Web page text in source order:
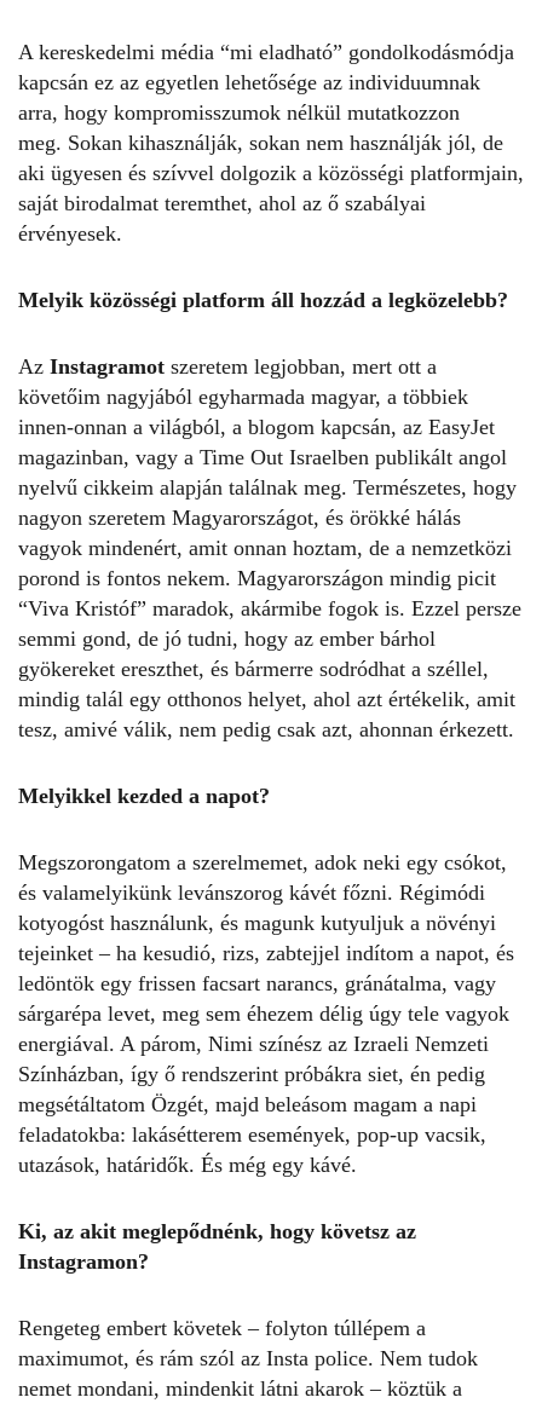
A kereskedelmi média “mi eladható” gondolkodásmódja
kapcsán ez az egyetlen lehetősége az individuumnak
arra, hogy kompromisszumok nélkül mutatkozzon
meg. Sokan kihasználják, sokan nem használják jól, de
aki ügyesen és szívvel dolgozik a közösségi platformjain,
saját birodalmat teremthet, ahol az ő szabályai
érvényesek.
Melyik közösségi platform áll hozzád a legközelebb?
Az Instagramot szeretem legjobban, mert ott a
követőim nagyjából egyharmada magyar, a többiek
innen-onnan a világból, a blogom kapcsán, az EasyJet
magazinban, vagy a Time Out Israelben publikált angol
nyelvű cikkeim alapján találnak meg. Természetes, hogy
nagyon szeretem Magyarországot, és örökké hálás
vagyok mindenért, amit onnan hoztam, de a nemzetközi
porond is fontos nekem. Magyarországon mindig picit
“Viva Kristóf” maradok, akármibe fogok is. Ezzel persze
semmi gond, de jó tudni, hogy az ember bárhol
gyökereket ereszthet, és bármerre sodródhat a széllel,
mindig talál egy otthonos helyet, ahol azt értékelik, amit
tesz, amivé válik, nem pedig csak azt, ahonnan érkezett.
Melyikkel kezded a napot?
Megszorongatom a szerelmemet, adok neki egy csókot,
és valamelyikünk levánszorog kávét főzni. Régimódi
kotyogóst használunk, és magunk kutyuljuk a növényi
tejeinket – ha kesudió, rizs, zabtejjel indítom a napot, és
ledöntök egy frissen facsart narancs, gránátalma, vagy
sárgarépa levet, meg sem éhezem délig úgy tele vagyok
energiával. A párom, Nimi színész az Izraeli Nemzeti
Színházban, így ő rendszerint próbákra siet, én pedig
megsétáltatom Özgét, majd beleásom magam a napi
feladatokba: lakásétterem események, pop-up vacsik,
utazások, határidők. És még egy kávé.
Ki, az akit meglepődnénk, hogy követsz az
Instagramon?
Rengeteg embert követek – folyton túllépem a
maximumot, és rám szól az Insta police. Nem tudok
nemet mondani, mindenkit látni akarok – köztük a